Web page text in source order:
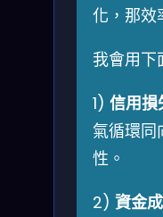
化，那效
我會用下
1) 信用
氣循環同
性。
2) 資金